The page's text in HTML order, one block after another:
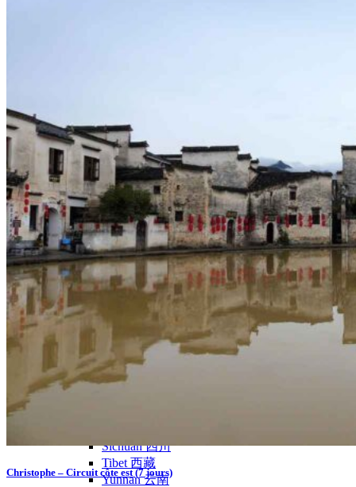
Qinghai 青海
Xi’an 西安市
Xinjiang 新疆
Kashgar
Turpan
Sud Est
Canton 广州
Fujian 福建
Hong Kong 香港
Hunan 湖南
Ile d’Hainan 海南
Macao 澳门
Taïwan 台湾
Shenzhen
Sud Ouest
Chongqing 重庆
Sichuan 四川
Tibet 西藏
Yunnan 云南
Christophe – Circuit côte est (7 jours)